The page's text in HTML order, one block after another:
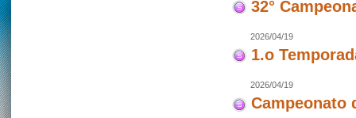
32°
2026/04/19
1.o
2026/04/19
Campeonato